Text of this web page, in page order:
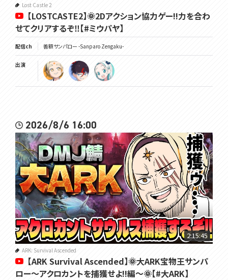
Lost Castle 2
【LOSTCASTE2】🌞2Dアクション協力ゲー!!力を合わ
せてクリアするぞ‼【#ミウパヤ】
配信ch 善額サンパロー -Sanparo Zengaku-
出演
2026/8/6 16:00
2:15:45
ARK: Survival Ascended
【ARK Survival Ascended】🌞大ARK宝物王サンパ
ロー～アクロカントを捕獲せよ!!編～🌞【#大ARK】